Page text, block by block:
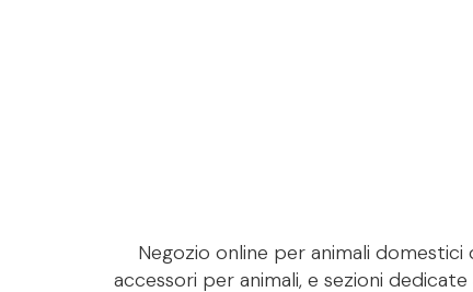
Negozio online per animali
accessori per animali, e sezioni